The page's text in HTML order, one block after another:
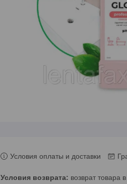
Условия оплаты и доставки
возврат товара